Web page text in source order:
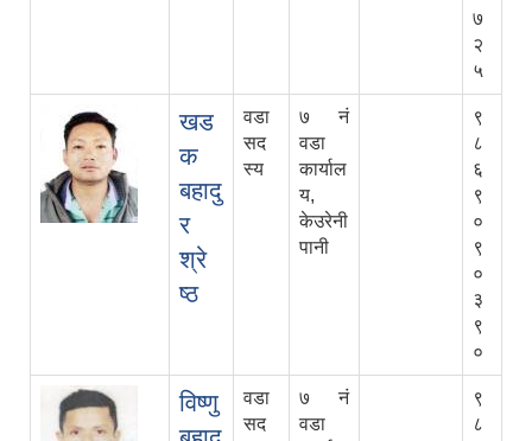
७
२
५
खड
क
बहादु
र
श्रे
ष्ठ
वडा
सद
स्य
७ नं
वडा
कार्याल
य,
केउरेनी
पानी
९
८
६
९
०
९
०
३
९
०
विष्णु
वडा
सद
७ नं
वडा
९
८